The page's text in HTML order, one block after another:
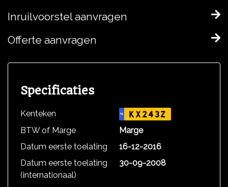
Inruilvoorstel aanvragen
Offerte aanvragen
Specificaties
Kenteken NL KX243Z
BTW of Marge
Marge
Datum eerste toelating
16-12-2016
Datum eerste toelating
(internationaal)
30-09-2008